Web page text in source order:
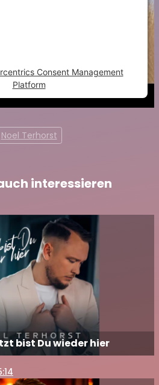
Consent Management
Platform
Noel Terhorst
interessieren
bist Du wieder hier